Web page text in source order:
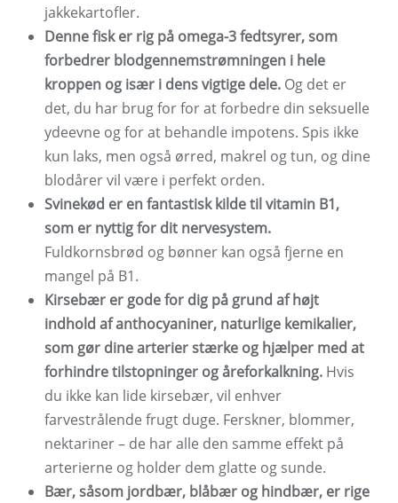
jakkekartofler.
Denne fisk er rig på omega-3 fedtsyrer, som
forbedrer blodgennemstrømningen i hele
kroppen og især i dens vigtige dele. Og det er
det, du har brug for for at forbedre din seksuelle
ydeevne og for at behandle impotens. Spis ikke
kun laks, men også ørred, makrel og tun, og dine
blodårer vil være i perfekt orden.
Svinekød er en fantastisk kilde til vitamin B1,
som er nyttig for dit nervesystem.
Fuldkornsbrød og bønner kan også fjerne en
mangel på B1.
Kirsebær er gode for dig på grund af højt
indhold af anthocyaniner, naturlige kemikalier,
som gør dine arterier stærke og hjælper med at
forhindre tilstopninger og åreforkalkning. Hvis
du ikke kan lide kirsebær, vil enhver
farvestrålende frugt duge. Ferskner, blommer,
nektariner – de har alle den samme effekt på
arterierne og holder dem glatte og sunde.
Bær, såsom jordbær, blåbær og hindbær, er rige